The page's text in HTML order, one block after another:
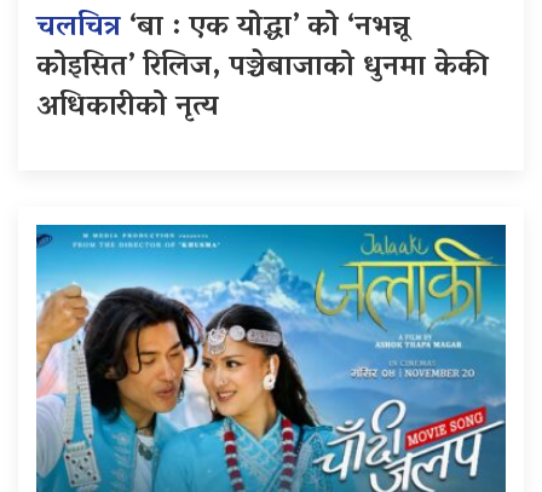
चलचित्र‘बा : एक योद्धा’ को ‘नभन्नू
कोइसित’ रिलिज, पञ्चेबाजाको धुनमा केकी
अधिकारीको नृत्य